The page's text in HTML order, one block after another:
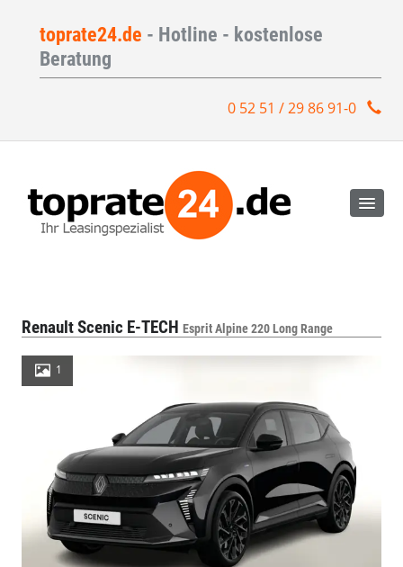
toprate24.de - Hotline - kostenlose
Beratung
0 52 51 / 29 86 91-0
Renault Scenic E-TECH Esprit Alpine 220 Long Range
1